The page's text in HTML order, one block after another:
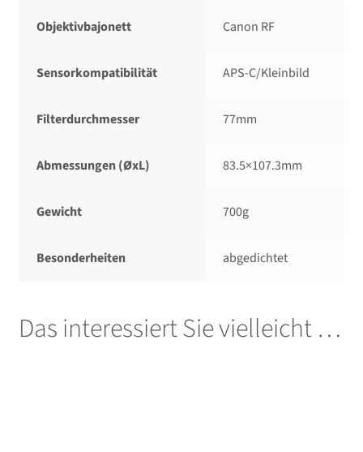
Objektivbajonett Canon RF
Sensorkompatibilität APS-C/​Kleinbild
Filterdurchmesser 77mm
Abmessungen (ØxL) 83.5×107.3mm
Gewicht 700g
Besonderheiten abgedichtet
Das interessiert Sie vielleicht …